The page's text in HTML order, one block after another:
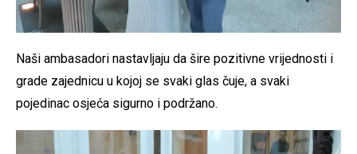
Naši ambasadori nastavljaju da šire pozitivne vrijednosti i
grade zajednicu u kojoj se svaki glas čuje, a svaki
pojedinac osjeća sigurno i podržano.